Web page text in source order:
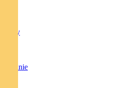
bývanie